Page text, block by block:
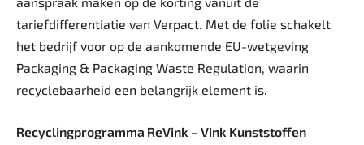
tariefdifferentiatie van Verpact. Met de folie schakelt
het bedrijf voor op de aankomende EU-wetgeving
Packaging & Packaging Waste Regulation, waarin
recyclebaarheid een belangrijk element is.
Recyclingprogramma ReVink – Vink Kunststoffen